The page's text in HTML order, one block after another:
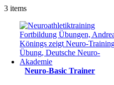
3 items
Neuro-Basic Trainer